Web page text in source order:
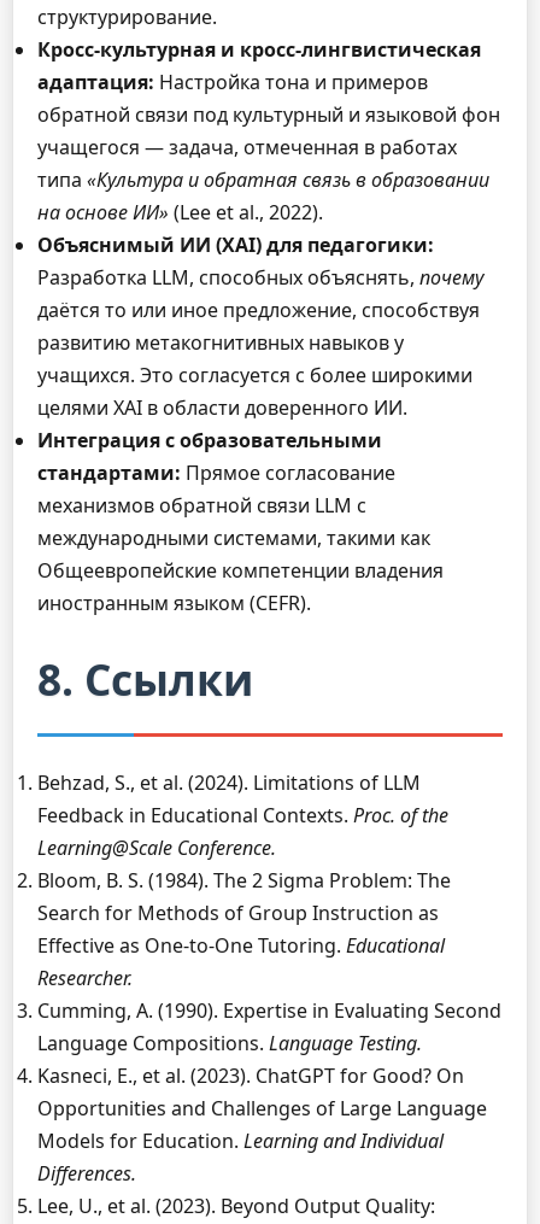
структурирование.
Кросс-культурная и кросс-лингвистическая
адаптация: Настройка тона и примеров
обратной связи под культурный и языковой фон
учащегося — задача, отмеченная в работах
типа «Культура и обратная связь в образовании
на основе ИИ» (Lee et al., 2022).
Объяснимый ИИ (XAI) для педагогики:
Разработка LLM, способных объяснять, почему
даётся то или иное предложение, способствуя
развитию метакогнитивных навыков у
учащихся. Это согласуется с более широкими
целями XAI в области доверенного ИИ.
Интеграция с образовательными
стандартами: Прямое согласование
механизмов обратной связи LLM с
международными системами, такими как
Общеевропейские компетенции владения
иностранным языком (CEFR).
8. Ссылки
Behzad, S., et al. (2024). Limitations of LLM
Feedback in Educational Contexts. Proc. of the
Learning@Scale Conference.
Bloom, B. S. (1984). The 2 Sigma Problem: The
Search for Methods of Group Instruction as
Effective as One-to-One Tutoring. Educational
Researcher.
Cumming, A. (1990). Expertise in Evaluating Second
Language Compositions. Language Testing.
Kasneci, E., et al. (2023). ChatGPT for Good? On
Opportunities and Challenges of Large Language
Models for Education. Learning and Individual
Differences.
Lee, U., et al. (2023). Beyond Output Quality: